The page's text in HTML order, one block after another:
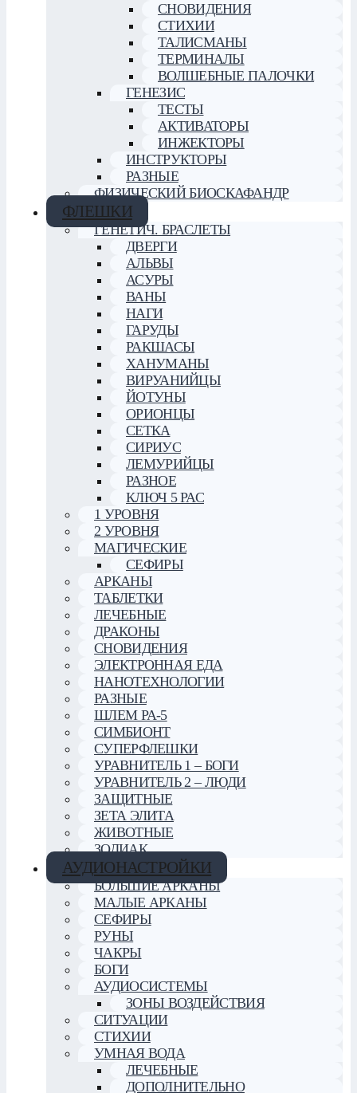
СНОВИДЕНИЯ
СТИХИИ
ТАЛИСМАНЫ
ТЕРМИНАЛЫ
ВОЛШЕБНЫЕ ПАЛОЧКИ
ГЕНЕЗИС
ТЕСТЫ
АКТИВАТОРЫ
ИНЖЕКТОРЫ
ИНСТРУКТОРЫ
РАЗНЫЕ
ФИЗИЧЕСКИЙ БИОСКАФАНДР
ФЛЕШКИ
ГЕНЕТИЧ. БРАСЛЕТЫ
ДВЕРГИ
АЛЬВЫ
АСУРЫ
ВАНЫ
НАГИ
ГАРУДЫ
РАКШАСЫ
ХАНУМАНЫ
ВИРУАНИЙЦЫ
ЙОТУНЫ
ОРИОНЦЫ
СЕТКА
СИРИУС
ЛЕМУРИЙЦЫ
РАЗНОЕ
КЛЮЧ 5 РАС
1 УРОВНЯ
2 УРОВНЯ
МАГИЧЕСКИЕ
СЕФИРЫ
АРКАНЫ
ТАБЛЕТКИ
ЛЕЧЕБНЫЕ
ДРАКОНЫ
СНОВИДЕНИЯ
ЭЛЕКТРОННАЯ ЕДА
НАНОТЕХНОЛОГИИ
РАЗНЫЕ
ШЛЕМ РА-5
СИМБИОНТ
СУПЕРФЛЕШКИ
УРАВНИТЕЛЬ 1 – БОГИ
УРАВНИТЕЛЬ 2 – ЛЮДИ
ЗАЩИТНЫЕ
ЗЕТА ЭЛИТА
ЖИВОТНЫЕ
ЗОДИАК
АУДИОНАСТРОЙКИ
БОЛЬШИЕ АРКАНЫ
МАЛЫЕ АРКАНЫ
СЕФИРЫ
РУНЫ
ЧАКРЫ
БОГИ
АУДИОСИСТЕМЫ
ЗОНЫ ВОЗДЕЙСТВИЯ
СИТУАЦИИ
СТИХИИ
УМНАЯ ВОДА
ЛЕЧЕБНЫЕ
ДОПОЛНИТЕЛЬНО